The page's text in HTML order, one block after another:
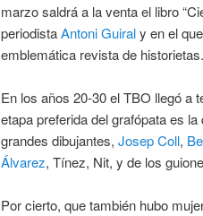
marzo saldrá a la venta el libro
periodistaAntoni Guiraly en el
emblemática revista de historietas.
En los años 20-30 el TBO llegó a
etapa preferida del grafópata es
grandes dibujantes, Josep Coll,
Álvarez, Tínez, Nit, y de los
Por cierto, que también hubo